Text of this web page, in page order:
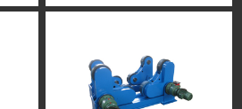
程机械、石油化工、轨道交通、矿山
要行业。